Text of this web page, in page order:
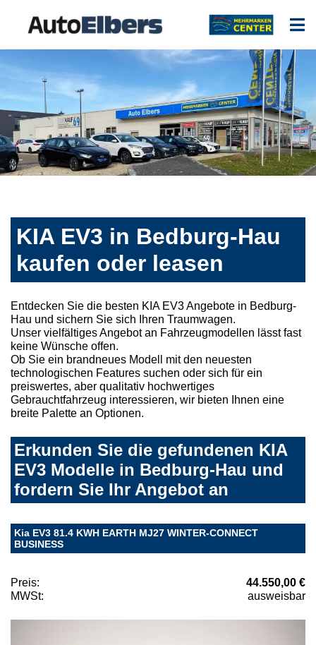
KIA EV3 in Bedburg-Hau
kaufen oder leasen
Entdecken Sie die besten KIA EV3 Angebote in Bedburg-
Hau und sichern Sie sich Ihren Traumwagen.
Unser vielfältiges Angebot an Fahrzeugmodellen lässt fast
keine Wünsche offen.
Ob Sie ein brandneues Modell mit den neuesten
technologischen Features suchen oder sich für ein
preiswertes, aber qualitativ hochwertiges
Gebrauchtfahrzeug interessieren, wir bieten Ihnen eine
breite Palette an Optionen.
Erkunden Sie die gefundenen KIA
EV3 Modelle in Bedburg-Hau und
fordern Sie Ihr Angebot an
Kia EV3 81.4 KWH EARTH MJ27 WINTER-CONNECT
BUSINESS
Preis:
44.550,00 €
MWSt:
ausweisbar